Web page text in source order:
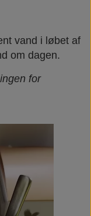
vand i løbet af
om dagen.
for